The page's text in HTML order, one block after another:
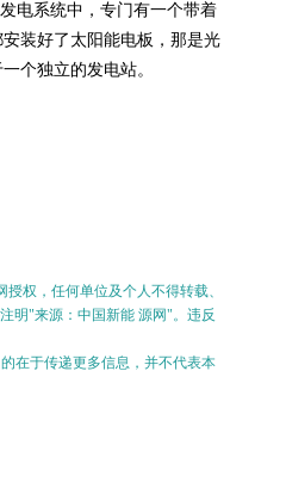
电系统中，专门有一个带着
装好了太阳能电板，那是光
个独立的发电站。
权，任何单位及个人不得转载、
明"来源：中国新能 源网"。违反
在于传递更多信息，并不代表本